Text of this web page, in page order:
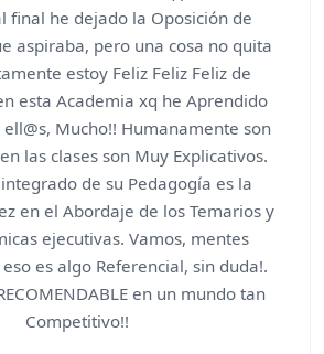
final he dejado la Oposición de
aspiraba, pero una cosa no quita
estoy Feliz Feliz Feliz de
esta Academia xq he Aprendido
Mucho!! Humanamente son
las clases son Muy Explicativos.
de su Pedagogía es la
en el Abordaje de los Temarios y
ejecutivas. Vamos, mentes
es algo Referencial, sin duda!.
en un mundo tan
Competitivo!!